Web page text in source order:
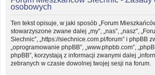
osobowych
Ten tekst opisuje, w jaki sposób „Forum
stowarzyszone zwane dalej „my”, „nas”, „nasz”,
Siechnic”, „https://siechnice.com.pl/forum” i phpBB
„oprogramowanie phpBB”, „www.phpbb.com”,
phpBB”, korzystają z informacji zwanymi dalej
zebranych w czasie dowolnej twojej sesji na forum.